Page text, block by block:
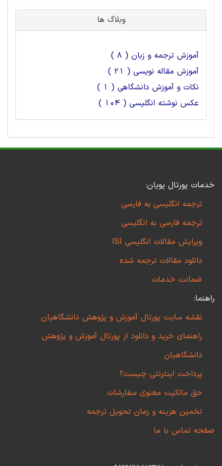
وبلاگ ها
آموزش ترجمه و زبان ( 8 )
آموزش مقاله نویسی ( 21 )
نکات و آموزش دانشگاهی ( 1 )
عکس نوشته انگلیسی ( 104 )
خدمات پورتال پویان:
ترجمه انگلیسی به فارسی
ترجمه فارسی به انگلیسی
ویرایش مقالات انگلیسی ISI
دانلود مقالات ترجمه شده
ضمانت خدمات
راهنما:
نقشه سایت پورتال آموزش و پژوهش دانشگاهیان
راهنمای خرید و دانلود از پورتال آموزش و پژوهش
دانشگاهیان
پرداخت اینترنتی چیست؟
حق مالکیت معنوی سفارشات
تخمین هزینه و زمان تحویل ترجمه
صفحه تماس با ما